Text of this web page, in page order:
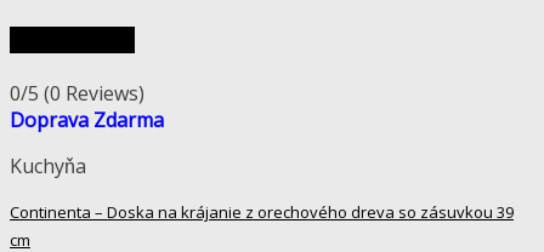
0/5 (0 Reviews)
Doprava Zdarma
Kuchyňa
Continenta – Doska na krájanie z orechového dreva so zásuvkou 39
cm